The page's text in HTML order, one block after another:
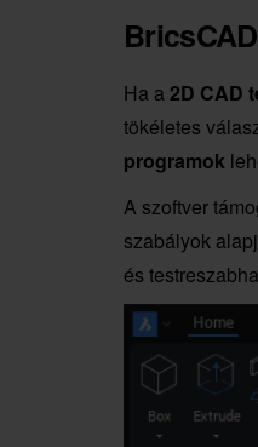
Ha a2D CAD
tökéletes
programok
A szoftver
szabályok
és